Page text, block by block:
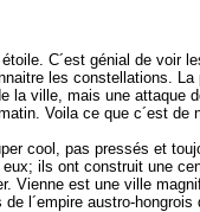
C´est génial de voir
les constellations. La
la ville, mais une attaque
Voila ce que c´est de
cool, pas pressés et
ils ont construit une
Vienne est une ville
l´empire austro-hongrois